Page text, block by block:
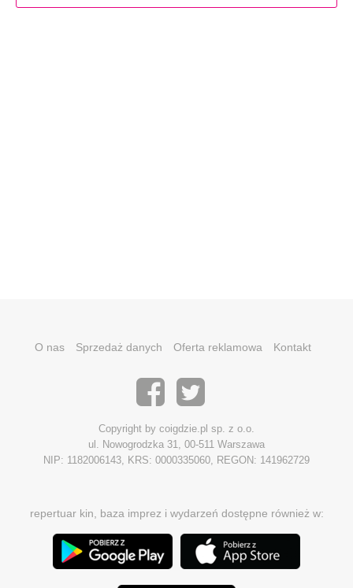
O nas Sprzedaż danych Oferta reklamowa Kontakt
Copyright by coigdzie.pl sp. z o.o.
ul. Nowogrodzka 31, 00-511 Warszawa
NIP: 1182006143, KRS: 0000335060, REGON: 141962729
repertuar kin, baza imprez i wydarzeń dostępne również w: